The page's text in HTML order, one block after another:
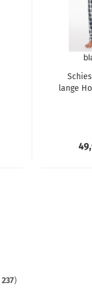
lange
237)